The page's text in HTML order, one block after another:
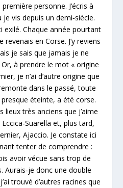
personne. J’écris à
je vis depuis un demi‑siècle.
exilé. Chaque année pourtant
en Corse. J’y reviens
je sais que jamais je ne
à prendre le mot « origine
je n’ai d’autre origine que
dans le passé, toute
éteinte, a été corse.
lieux très anciens que j’aime
et, plus tard,
Ajaccio. Je constate ici
tenter de comprendre :
avoir vécue sans trop de
Aurais‑je donc une double
trouvé d’autres racines que